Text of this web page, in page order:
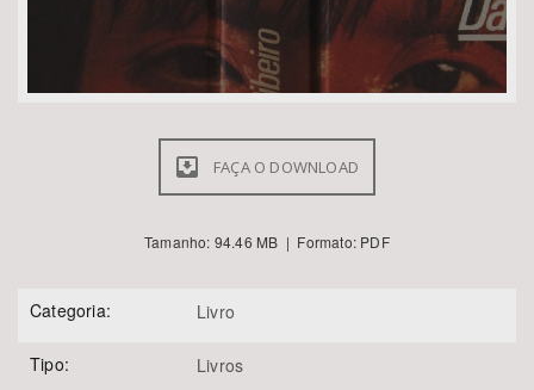
BUSCAR
FAÇA O DOWNLOAD
Tamanho: 94.46 MB | Formato: PDF
Categoria: Livro
Tipo: Livros